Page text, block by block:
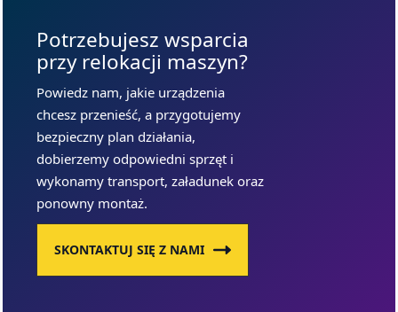
Potrzebujesz wsparcia
przy relokacji maszyn?
Powiedz nam, jakie urządzenia
chcesz przenieść, a przygotujemy
bezpieczny plan działania,
dobierzemy odpowiedni sprzęt i
wykonamy transport, załadunek oraz
ponowny montaż.
SKONTAKTUJ SIĘ Z NAMI